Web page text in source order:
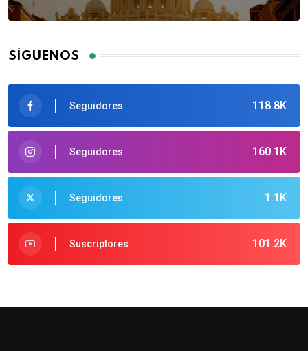
SÍGUENOS
118.8K
Seguidores
160.1K
Seguidores
1.1K
Seguidores
101.2K
Suscriptores